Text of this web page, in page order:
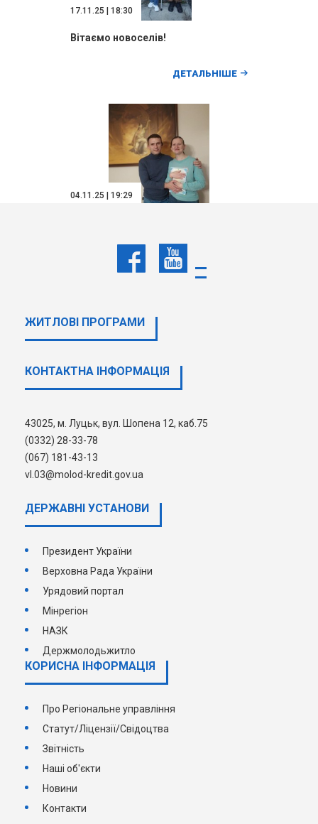
17.11.25 | 18:30
Вітаємо новоселів!
ДЕТАЛЬНІШЕ
04.11.25 | 19:29
ДЕТАЛЬНІШЕ
1 2 3
ЖИТЛОВІ ПРОГРАМИ
КОНТАКТНА ІНФОРМАЦІЯ
43025, м. Луцьк, вул. Шопена 12, каб.75
(0332) 28-33-78
(067) 181-43-13
vl.03@molod-kredit.gov.ua
ДЕРЖАВНI УСТАНОВИ
Президент України
Верховна Рада України
Урядовий портал
Мінрегіон
НАЗК
Держмолодьжитло
КОРИСНА ІНФОРМАЦІЯ
Про Регіональне управління
Статут/Ліцензії/Свідоцтва
Звітність
Наші об'єкти
Новини
Контакти